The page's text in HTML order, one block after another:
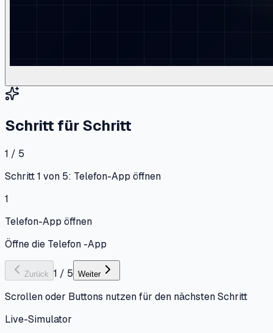
Schritt für Schritt
1 / 5
Schritt 1 von 5: Telefon-App öffnen
1
Telefon-App öffnen
Öffne die Telefon -App
Zurück 1 / 5 Weiter
Scrollen oder Buttons nutzen für den nächsten Schritt
Live-Simulator